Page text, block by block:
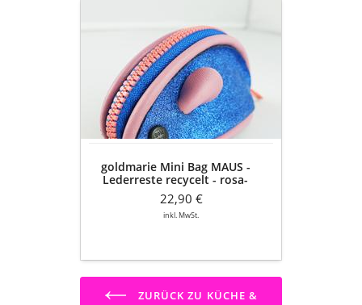
Lederreste
recycelt
rosa-
metallic
goldmarie Mini Bag MAUS -
Lederreste recycelt - rosa-
royalblau metallic
22,90 €
inkl. MwSt.
ZURÜCK ZU KÜCHE &